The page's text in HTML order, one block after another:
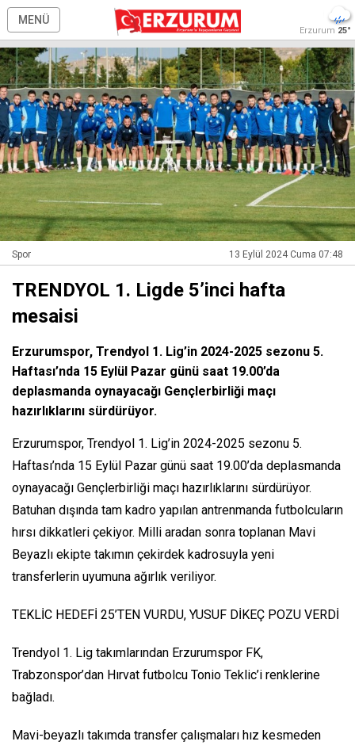
MENÜ
Erzurum 25°
Spor 13 Eylül 2024 Cuma 07:48
TRENDYOL 1. Ligde 5’inci hafta
mesaisi
Erzurumspor, Trendyol 1. Lig’in 2024-2025 sezonu 5.
Haftası’nda 15 Eylül Pazar günü saat 19.00’da
deplasmanda oynayacağı Gençlerbirliği maçı
hazırlıklarını sürdürüyor.
Erzurumspor, Trendyol 1. Lig’in 2024-2025 sezonu 5.
Haftası’nda 15 Eylül Pazar günü saat 19.00’da deplasmanda
oynayacağı Gençlerbirliği maçı hazırlıklarını sürdürüyor.
Batuhan dışında tam kadro yapılan antrenmanda futbolcuların
hırsı dikkatleri çekiyor. Milli aradan sonra toplanan Mavi
Beyazlı ekipte takımın çekirdek kadrosuyla yeni
transferlerin uyumuna ağırlık veriliyor.
TEKLİC HEDEFİ 25’TEN VURDU, YUSUF DİKEÇ POZU VERDİ
Trendyol 1. Lig takımlarından Erzurumspor FK,
Trabzonspor’dan Hırvat futbolcu Tonio Teklic’i renklerine
bağladı.
Mavi-beyazlı takımda transfer çalışmaları hız kesmeden